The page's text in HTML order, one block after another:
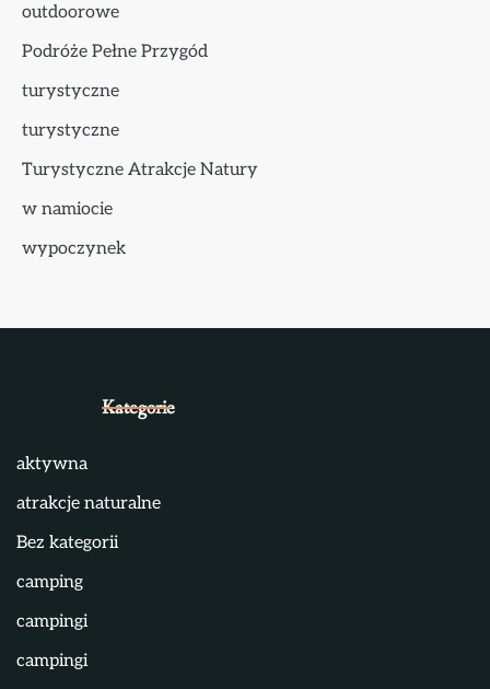
outdoorowe
Podróże Pełne Przygód
turystyczne
turystyczne
Turystyczne Atrakcje Natury
w namiocie
wypoczynek
Kategorie
aktywna
atrakcje naturalne
Bez kategorii
camping
campingi
campingi